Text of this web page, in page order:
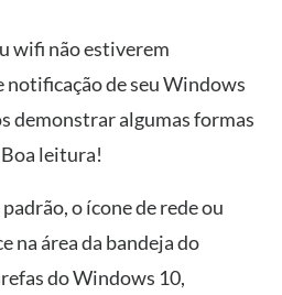
wifi não estiverem
notificação de seu Windows
demonstrar algumas formas
leitura!
o ícone de rede ou
na área da bandeja do
do Windows 10,